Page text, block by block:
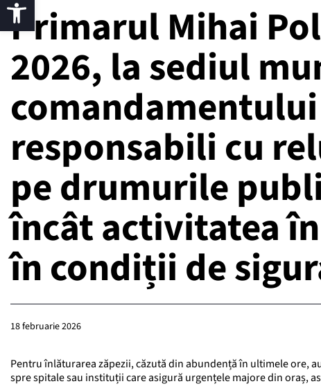
Primarul Mihai
2026, la sediul
responsabili cu
pe drumurile
încât activitatea
în condiții de
18 februarie 2026
Pentru înlăturarea zăpezii, căzută din abundență în ultimele ore,
spre spitale sau instituții care asigură urgențele majore din oraș,